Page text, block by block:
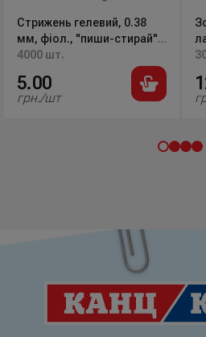
Стрижень гелевий, 0.38
мм, фіол., "пиши-стирай",
347-07N, Norma
4000 шт.
5.00
грн./шт